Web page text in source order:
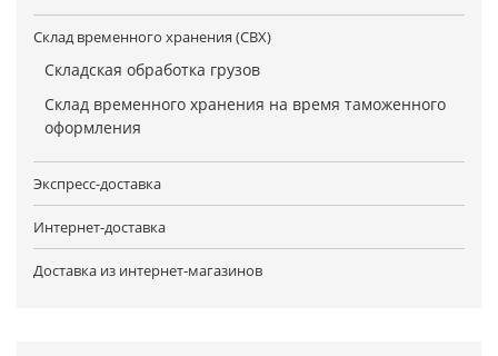
Склад временного хранения (СВХ)
Складская обработка грузов
Склад временного хранения на время таможенного
оформления
Экспресс-доставка
Интернет-доставка
Доставка из интернет-магазинов